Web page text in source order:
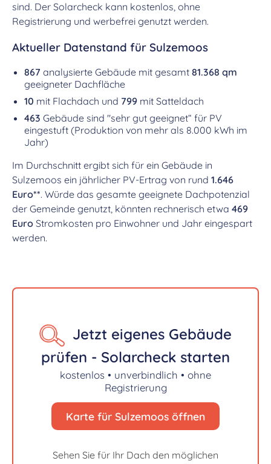
sind. Der Solarcheck kann kostenlos, ohne
Registrierung und werbefrei genutzt werden.
Aktueller Datenstand für Sulzemoos
867 analysierte Gebäude mit gesamt 81.368 qm
geeigneter Dachfläche
10 mit Flachdach und 799 mit Satteldach
463 Gebäude sind "sehr gut geeignet“ für PV
eingestuft (Produktion von mehr als 8.000 kWh im
Jahr)
Im Durchschnitt ergibt sich für ein Gebäude in
Sulzemoos ein jährlicher PV-Ertrag von rund 1.646
Euro**. Würde das gesamte geeignete Dachpotenzial
der Gemeinde genutzt, könnten rechnerisch etwa 469
Euro Stromkosten pro Einwohner und Jahr eingespart
werden.
Jetzt eigenes Gebäude
prüfen - Solarcheck starten
kostenlos • unverbindlich • ohne
Registrierung
Karte für Sulzemoos öffnen
Sehen Sie für Ihr Dach den möglichen